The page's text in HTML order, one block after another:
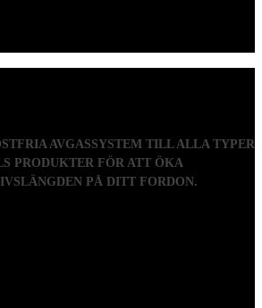
AVGASSYSTEM TILL ALLA TYPER
PRODUKTER FÖR ATT ÖKA
PÅ DITT FORDON.